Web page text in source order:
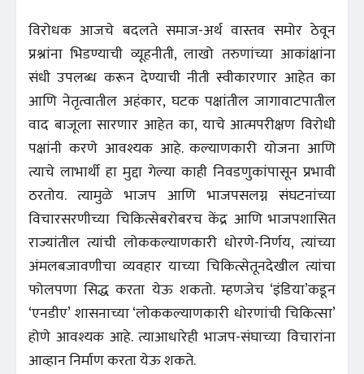
विरोधक आजचे बदलते समाज-अर्थ वास्तव समोर ठेवून
प्रश्नांना भिडण्याची व्यूहनीती, लाखो तरुणांच्या आकांक्षांना
संधी उपलब्ध करून देण्याची नीती स्वीकारणार आहेत का
आणि नेतृत्वातील अहंकार, घटक पक्षांतील जागावाटपातील
वाद बाजूला सारणार आहेत का, याचे आत्मपरीक्षण विरोधी
पक्षांनी करणे आवश्यक आहे. कल्याणकारी योजना आणि
त्याचे लाभार्थी हा मुद्दा गेल्या काही निवडणुकांपासून प्रभावी
ठरतोय. त्यामुळे भाजप आणि भाजपसलग्न संघटनांच्या
विचारसरणीच्या चिकित्सेबरोबरच केंद्र आणि भाजपशासित
राज्यांतील त्यांची लोककल्याणकारी धोरणे-निर्णय, त्यांच्या
अंमलबजावणीचा व्यवहार याच्या चिकित्सेतूनदेखील त्यांचा
फोलपणा सिद्ध करता येऊ शकतो. म्हणजेच ‘इंडिया’कडून
‘एनडीए’ शासनाच्या ‘लोककल्याणकारी धोरणांची चिकित्सा’
होणे आवश्यक आहे. त्याआधारेही भाजप-संघाच्या विचारांना
आव्हान निर्माण करता येऊ शकते.